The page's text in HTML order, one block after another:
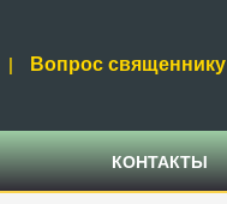
| Вопрос священнику
КОНТАКТЫ